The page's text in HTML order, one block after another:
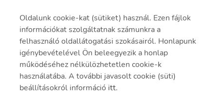
info@mvmi.hu
06 75 999 000
Oldalunk cookie-kat (sütiket) használ. Ezen fájlok
információkat szolgáltatnak számunkra a
felhasználó oldallátogatási szokásairól. Honlapunk
igénybevételével Ön beleegyezik a honlap
működéséhez nélkülözhetetlen cookie-k
használatába. A további javasolt cookie (süti)
beállításokról információ itt.